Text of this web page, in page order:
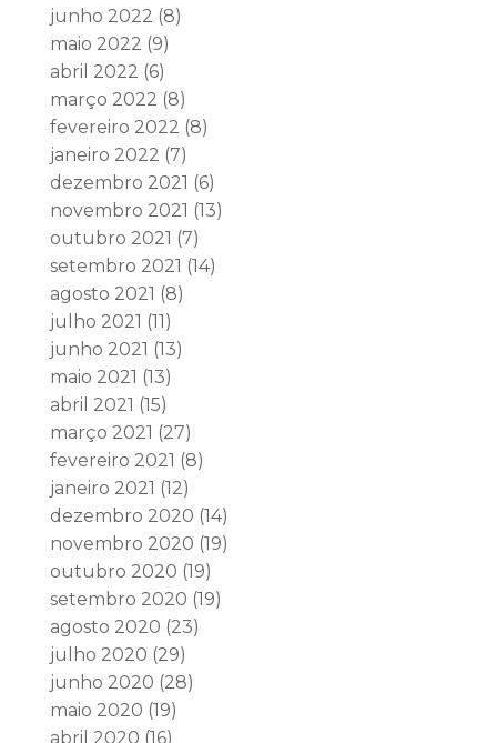
junho 2022 (8)
maio 2022 (9)
abril 2022 (6)
março 2022 (8)
fevereiro 2022 (8)
janeiro 2022 (7)
dezembro 2021 (6)
novembro 2021 (13)
outubro 2021 (7)
setembro 2021 (14)
agosto 2021 (8)
julho 2021 (11)
junho 2021 (13)
maio 2021 (13)
abril 2021 (15)
março 2021 (27)
fevereiro 2021 (8)
janeiro 2021 (12)
dezembro 2020 (14)
novembro 2020 (19)
outubro 2020 (19)
setembro 2020 (19)
agosto 2020 (23)
julho 2020 (29)
junho 2020 (28)
maio 2020 (19)
abril 2020 (16)